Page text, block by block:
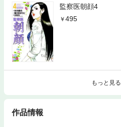
監察医朝顔4
495
もっと見る
作品情報